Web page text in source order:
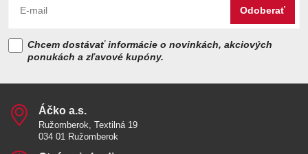
Odoberať
Chcem dostávať informácie o novinkách, akciových
ponukách a zľavové kupóny.
Áčko a​.s​.
Ružomberok, Textilná 19
034 01 Ružomberok